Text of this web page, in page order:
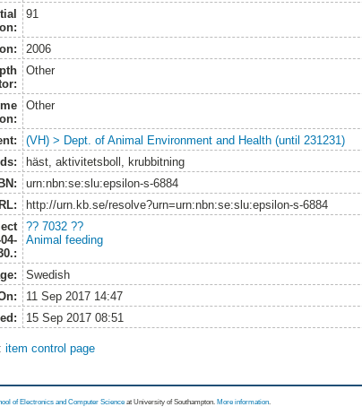
91
2006
Other
Other
(VH) > Dept. of Animal Environment and Health (until 231231)
häst, aktivitetsboll, krubbitning
urn:nbn:se:slu:epsilon-s-6884
http://urn.kb.se/resolve?urn=urn:nbn:se:slu:epsilon-s-6884
?? 7032 ??
Animal feeding
Swedish
11 Sep 2017 14:47
15 Sep 2017 08:51
item control page
of Electronics and Computer Science at University of Southampton. More information.